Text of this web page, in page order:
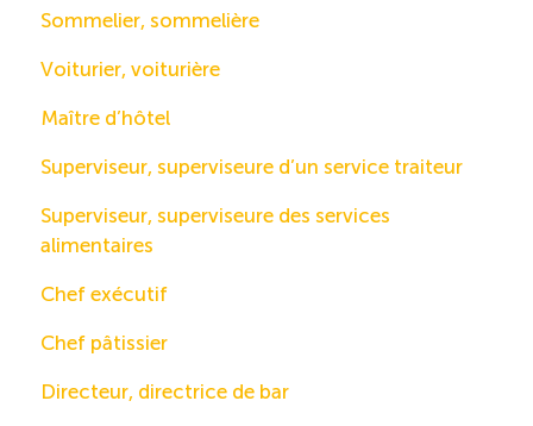
Sommelier, sommelière
Voiturier, voiturière
Maître d’hôtel
Superviseur, superviseure d’un service traiteur
Superviseur, superviseure des services
alimentaires
Chef exécutif
Chef pâtissier
Directeur, directrice de bar